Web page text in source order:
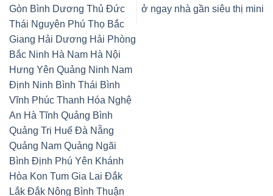
Gòn Bình Dương Thủ Đức
Thái Nguyên Phú Thọ Bắc
Giang Hải Dương Hải Phòng
Bắc Ninh Hà Nam Hà Nội
Hưng Yên Quảng Ninh Nam
Định Ninh Bình Thái Bình
Vĩnh Phúc Thanh Hóa Nghệ
An Hà Tĩnh Quảng Bình
Quảng Trị Huế Đà Nẵng
Quảng Nam Quảng Ngãi
Bình Định Phú Yên Khánh
Hòa Kon Tum Gia Lai Đắk
Lắk Đắk Nông Bình Thuận
ở ngay nhà gần siêu thị mini